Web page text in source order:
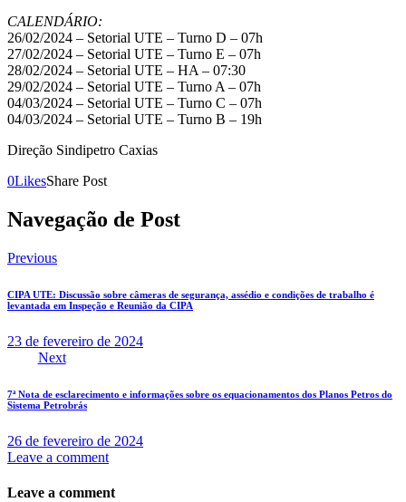
CALENDÁRIO:
26/02/2024 – Setorial UTE – Turno D – 07h
27/02/2024 – Setorial UTE – Turno E – 07h
28/02/2024 – Setorial UTE – HA – 07:30
29/02/2024 – Setorial UTE – Turno A – 07h
04/03/2024 – Setorial UTE – Turno C – 07h
04/03/2024 – Setorial UTE – Turno B – 19h
Direção Sindipetro Caxias
0LikesShare Post
Navegação de Post
Previous
CIPA UTE: Discussão sobre câmeras de segurança, assédio e condições de trabalho é
levantada em Inspeção e Reunião da CIPA
23 de fevereiro de 2024
Next
7ª Nota de esclarecimento e informações sobre os equacionamentos dos Planos Petros do
Sistema Petrobrás
26 de fevereiro de 2024
Leave a comment
Leave a comment